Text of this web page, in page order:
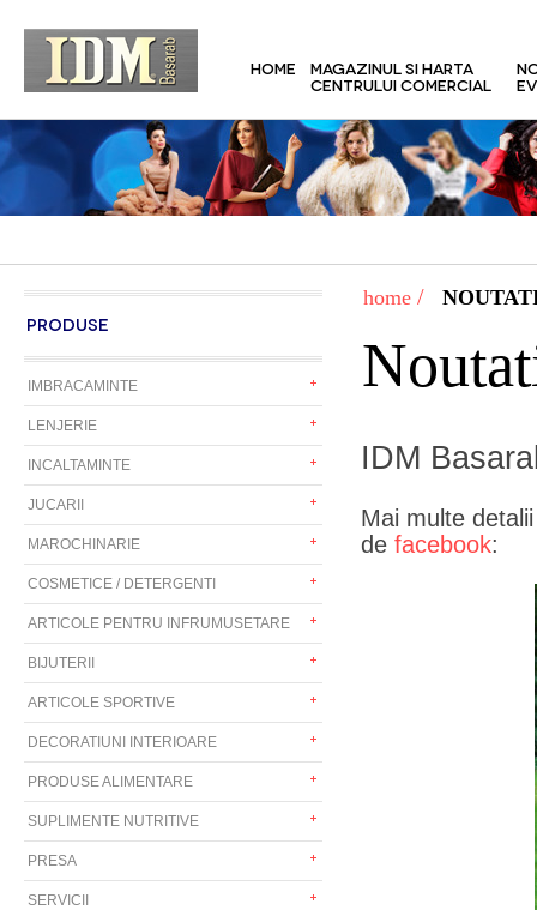
HOME
MAGAZINUL SI HARTA
CENTRULUI COMERCIAL
PRODUSE
IMBRACAMINTE
LENJERIE
INCALTAMINTE
JUCARII
MAROCHINARIE
COSMETICE / DETERGENTI
ARTICOLE PENTRU INFRUMUSETARE
BIJUTERII
ARTICOLE SPORTIVE
DECORATIUNI INTERIOARE
PRODUSE ALIMENTARE
SUPLIMENTE NUTRITIVE
PRESA
SERVICII
home /
IDM
Mai multe
de facebook: